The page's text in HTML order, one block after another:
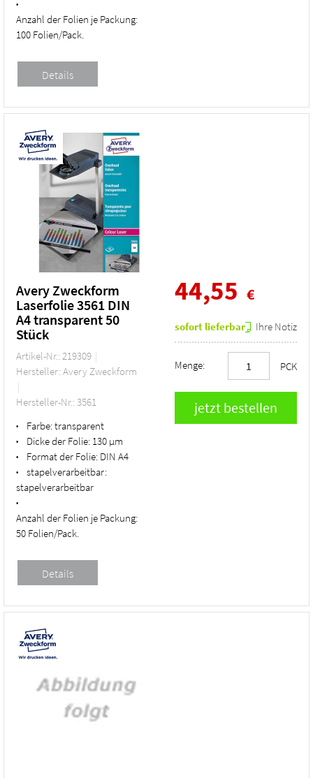
•
Anzahl der Folien je Packung:
100 Folien/Pack.
Avery Zweckform
Laserfolie 3561 DIN
A4 transparent 50
Stück
Artikel-Nr.: 219309
Hersteller: Avery Zweckform
Hersteller-Nr.: 3561
• Farbe:transparent
• Dicke der Folie: 130 µm
• Format der Folie: DIN A4
•
stapelverarbeitbar:
stapelverarbeitbar
•
Anzahl der Folien je Packung:
50 Folien/Pack.
44,55 €
sofort lieferbar Ihre Notiz
Menge: PCK